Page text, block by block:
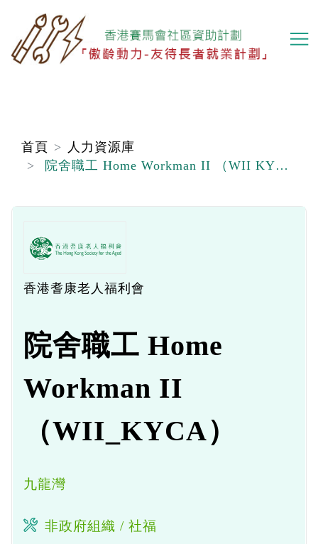
主
內
首頁
人力資源庫
院舍職工 Home Workman II （WII KYCA）
香港耆康老人福利會
院舍職工 Home
Workman II
（WII_KYCA）
九龍灣
非政府組織 / 社福